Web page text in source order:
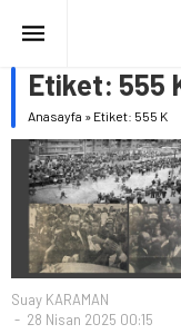
Etiket: 555
Anasayfa » Etiket: 555 K
Suay KARAMAN
28 Nisan 2025 00:15